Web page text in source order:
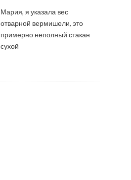
Мария, я указала вес
отварной вермишели, это
примерно неполный стакан
сухой